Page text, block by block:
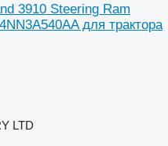
3910 Steering Ram
для трактора
LTD